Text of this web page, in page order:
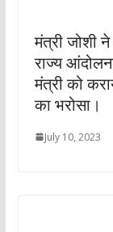
मंत्री जोशी
राज्य
मंत्री को
का भरोसा।
July 10, 2023